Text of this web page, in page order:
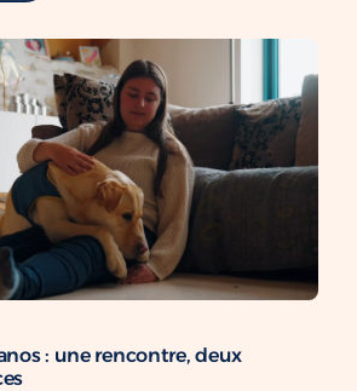
: une rencontre, deux